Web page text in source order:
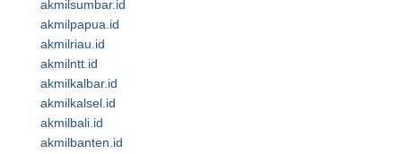
akmilsumbar.id
akmilpapua.id
akmilriau.id
akmilntt.id
akmilkalbar.id
akmilkalsel.id
akmilbali.id
akmilbanten.id